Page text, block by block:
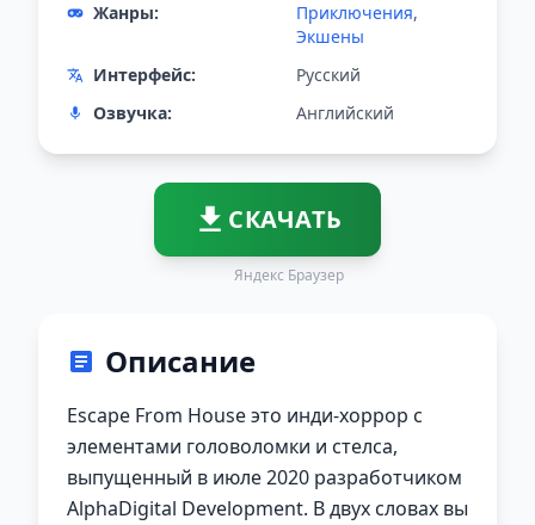
Жанры:
Приключения,
Экшены
Интерфейс:
Русский
Озвучка:
Английский
СКАЧАТЬ
Яндекс Браузер
Описание
Escape From House это инди-хоррор с
элементами головоломки и стелса,
выпущенный в июле 2020 разработчиком
AlphaDigital Development. В двух словах вы